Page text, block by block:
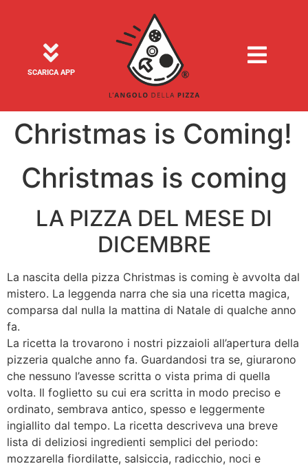
SCARICA APP
Christmas is Coming!
Christmas is coming
LA PIZZA DEL MESE DI
DICEMBRE
La nascita della pizza Christmas is coming è avvolta dal
mistero. La leggenda narra che sia una ricetta magica,
comparsa dal nulla la mattina di Natale di qualche anno
fa.
La ricetta la trovarono i nostri pizzaioli all’apertura della
pizzeria qualche anno fa. Guardandosi tra se, giurarono
che nessuno l’avesse scritta o vista prima di quella
volta. Il foglietto su cui era scritta in modo preciso e
ordinato, sembrava antico, spesso e leggermente
ingiallito dal tempo. La ricetta descriveva una breve
lista di deliziosi ingredienti semplici del periodo:
mozzarella fiordilatte, salsiccia, radicchio, noci e